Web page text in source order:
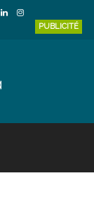
PUBLICITÉ